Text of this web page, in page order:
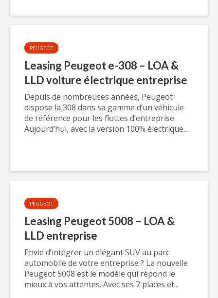
PEUGEOT
Leasing Peugeot e-308 – LOA &
LLD voiture électrique entreprise
Depuis de nombreuses années, Peugeot
dispose la 308 dans sa gamme d’un véhicule
de référence pour les flottes d’entreprise.
Aujourd’hui, avec la version 100% électrique...
PEUGEOT
Leasing Peugeot 5008 – LOA &
LLD entreprise
Envie d’intégrer un élégant SUV au parc
automobile de votre entreprise ? La nouvelle
Peugeot 5008 est le modèle qui répond le
mieux à vos attentes. Avec ses 7 places et...